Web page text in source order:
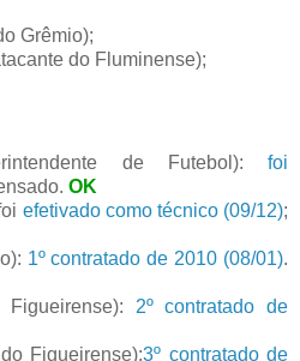
Grêmio);
do Fluminense);
de Futebol):foi
OK
efetivado como técnico (09/12);
1º contratado de 2010 (08/01).
2º contratado de
Figueirense):3º contratado de